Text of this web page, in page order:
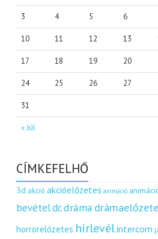
« Júl
3 4 5 6
10 11 12 13
17 18 19 20
24 25 26 27
31
CÍMKEFELHŐ
3d akció akcióelőzetes animáció
bevételdcdráma
horrorelőzetes hírlevélintercom